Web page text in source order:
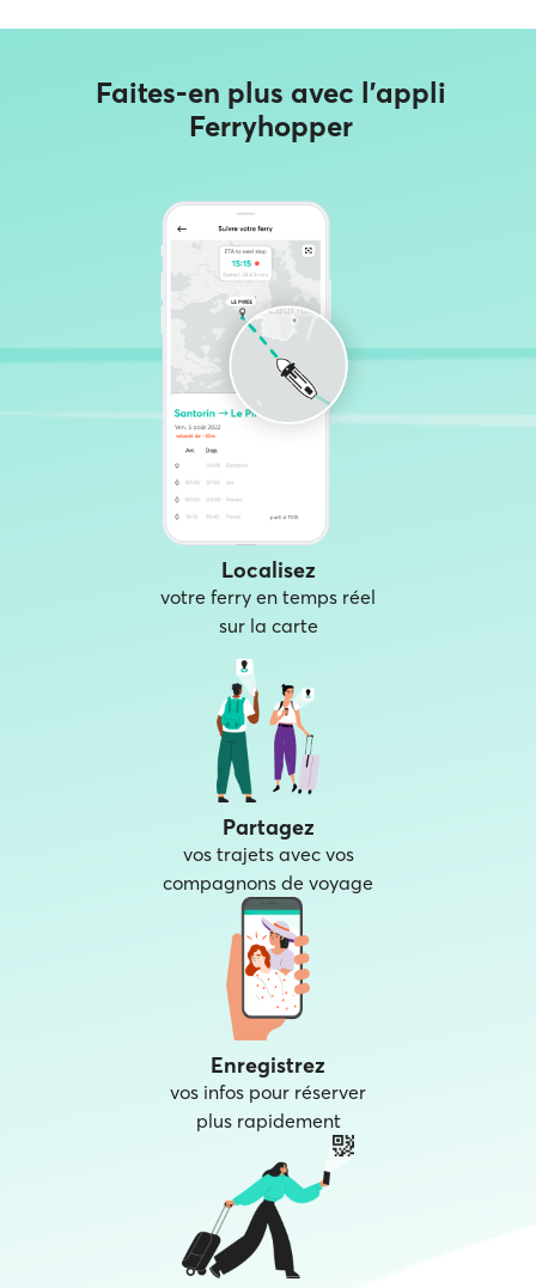
Faites-en plus avec l'appli
Ferryhopper
Localisez
votre ferry en temps réel
sur la carte
Partagez
vos trajets avec vos
compagnons de voyage
Enregistrez
vos infos pour réserver
plus rapidement